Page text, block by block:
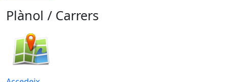
Plànol / Carrers